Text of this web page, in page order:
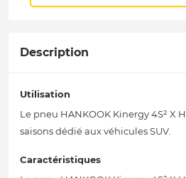
Description
Utilisation
Le pneu HANKOOK Kinergy 4S² X
saisons dédié aux véhicules SUV.
Caractéristiques